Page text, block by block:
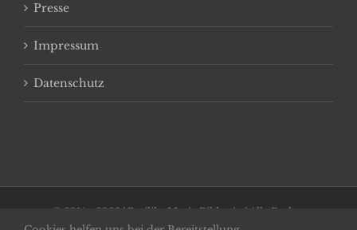
Presse
Impressum
Datenschutz
© 2014 - 2026 | Basilika Maria Bildstein | Alle Rechte